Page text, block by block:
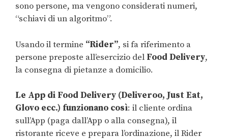
sono persone, ma vengono considerati numeri,
“schiavi di un algoritmo”.
Usando il termine “Rider”, si fa riferimento a
persone preposte all’esercizio del Food Delivery,
la consegna di pietanze a domicilio.
Le App di Food Delivery (Deliveroo, Just Eat,
Glovo ecc.) funzionano così: il cliente ordina
sull’App (paga dall’App o alla consegna), il
ristorante riceve e prepara l’ordinazione, il Rider